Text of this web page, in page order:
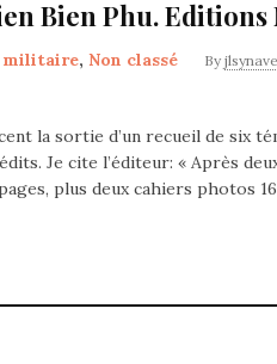
Bien Phu.
militaire, Non classé By jlsynave
la sortie d’un recueil de six
Je cite l’éditeur: « Après
plus deux cahiers photos